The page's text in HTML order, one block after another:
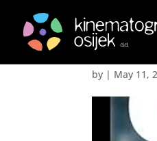
Snaga
by | May 11,